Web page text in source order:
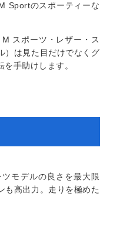
Sportのスポーティーな
スポーツ・レザー・ス
）は見た目だけでなくグ
手助けします。
モデルの良さを最大限
も高出力。走りを極めた